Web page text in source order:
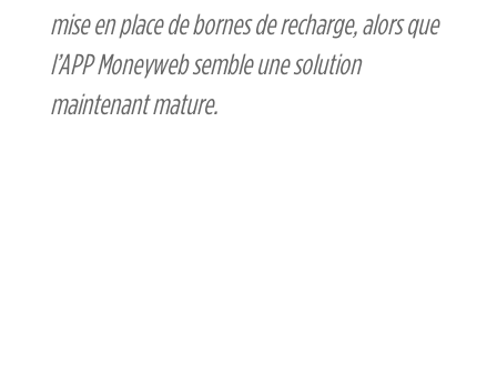
mise en place de bornes de recharge, alors que
l’APP Moneyweb semble une solution
maintenant mature.